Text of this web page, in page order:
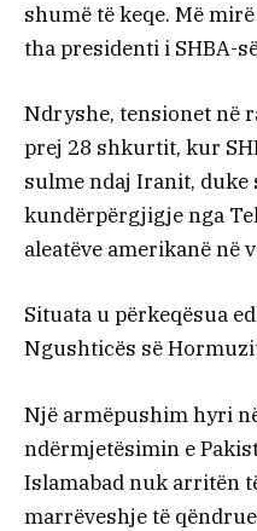
shumë të keqe. Më
tha presidenti i SHBA-
Ndryshe, tensionet në
prej 28 shkurtit, kur
sulme ndaj Iranit, duke
kundërpërgjigje nga
aleatëve amerikanë në
Situata u përkeqësua
Ngushticës së
Një armëpushim hyri
ndërmjetësimin e
Islamabad nuk arritën
marrëveshje të